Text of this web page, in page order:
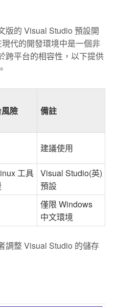
版的 Visual Studio 預設開
代的開發環境中是一個非
跨平台的相容性，以下提供
險 備註
建議使用
工具 Visual Studio(英)
預設
僅限 Windows
中文環境
調整 Visual Studio 的儲存